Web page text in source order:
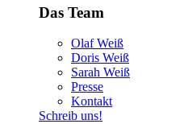
Das Team
Olaf Weiß
Doris Weiß
Sarah Weiß
Presse
Kontakt
Schreib uns!